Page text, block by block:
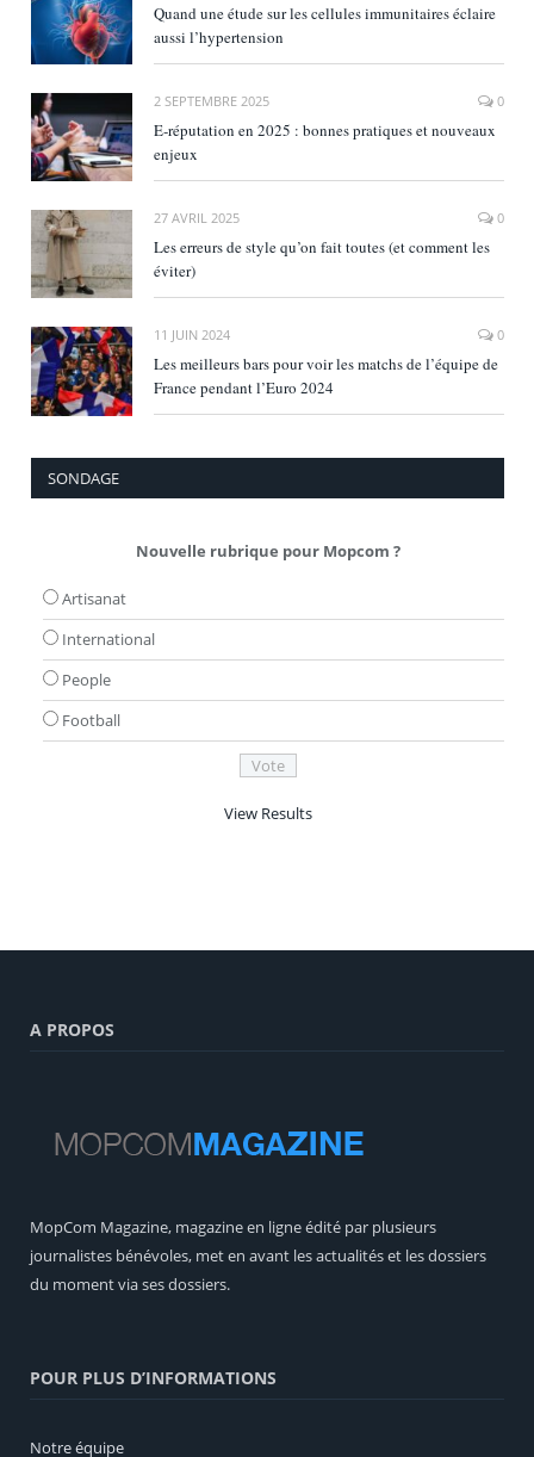
Quand une étude sur les cellules immunitaires éclaire
aussi l’hypertension
2 SEPTEMBRE 2025 0
E‑réputation en 2025 : bonnes pratiques et nouveaux
enjeux
27 AVRIL 2025 0
Les erreurs de style qu’on fait toutes (et comment les
éviter)
11 JUIN 2024 0
Les meilleurs bars pour voir les matchs de l’équipe de
France pendant l’Euro 2024
SONDAGE
Nouvelle rubrique pour Mopcom ?
Artisanat
International
People
Football
View Results
A PROPOS
MopCom Magazine, magazine en ligne édité par plusieurs
journalistes bénévoles, met en avant les actualités et les dossiers
du moment via ses dossiers.
POUR PLUS D’INFORMATIONS
Notre équipe